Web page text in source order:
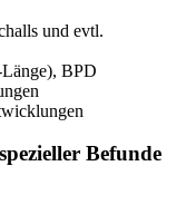
und evtl.
BPD
Befunde